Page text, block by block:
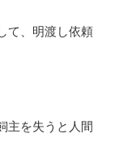
て、明渡し依頼
主を失うと人間